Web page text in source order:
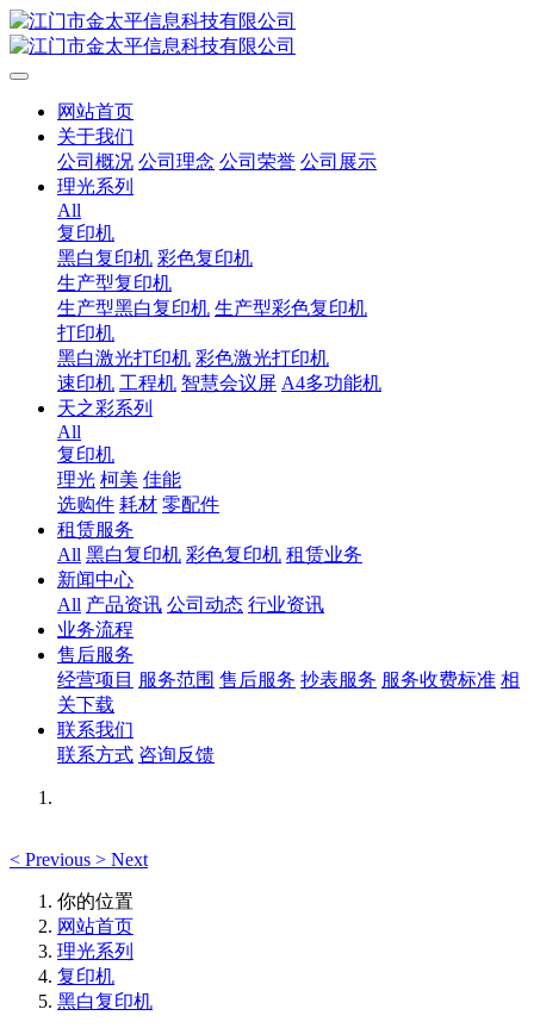
网站首页
关于我们
公司概况 公司理念 公司荣誉 公司展示
理光系列
All
复印机
黑白复印机 彩色复印机
生产型复印机
生产型黑白复印机 生产型彩色复印机
打印机
黑白激光打印机 彩色激光打印机
速印机 工程机 智慧会议屏 A4多功能机
天之彩系列
All
复印机
理光 柯美 佳能
选购件 耗材 零配件
租赁服务
All 黑白复印机 彩色复印机 租赁业务
新闻中心
All 产品资讯 公司动态 行业资讯
业务流程
售后服务
经营项目 服务范围 售后服务 抄表服务 服务收费标准 相
关下载
联系我们
联系方式 咨询反馈
< Previous > Next
你的位置
网站首页
理光系列
复印机
黑白复印机